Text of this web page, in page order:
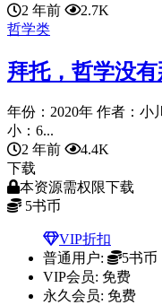
2 年前
2.7K
哲学类
拜托，哲学没
年份：2020年 作者：小
小：6...
2 年前
4.4K
下载
本资源需权限下载
5书币
VIP折扣
普通用户:
5书币
VIP会员: 免费
永久会员: 免费